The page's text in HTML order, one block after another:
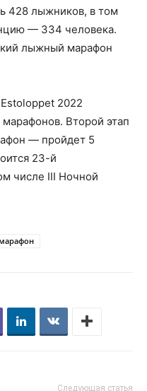
428 лыжников, в том
— 334 человека.
лыжный марафон
2022
Второй этап
— пройдет 5
23-й
числе III Ночной
Следующая статья